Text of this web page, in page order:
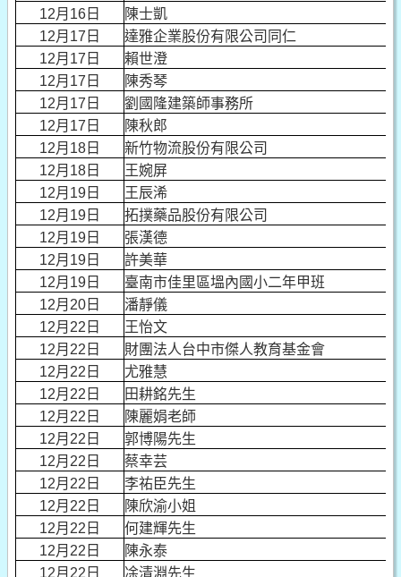
12月16日
陳士凱
12月17日
達雅企業股份有限公司同仁
12月17日
賴世澄
12月17日
陳秀琴
12月17日
劉國隆建築師事務所
12月17日
陳秋郎
12月18日
新竹物流股份有限公司
12月18日
王婉屏
12月19日
王辰浠
12月19日
拓撲藥品股份有限公司
12月19日
張漢德
12月19日
許美華
12月19日
臺南市佳里區塭內國小二年甲班
12月20日
潘靜儀
12月22日
王怡文
12月22日
財團法人台中市傑人教育基金會
12月22日
尤雅慧
12月22日
田耕銘先生
12月22日
陳麗娟老師
12月22日
郭博陽先生
12月22日
蔡幸芸
12月22日
李祐臣先生
12月22日
陳欣渝小姐
12月22日
何建輝先生
12月22日
陳永泰
12月22日
凃清淵先生